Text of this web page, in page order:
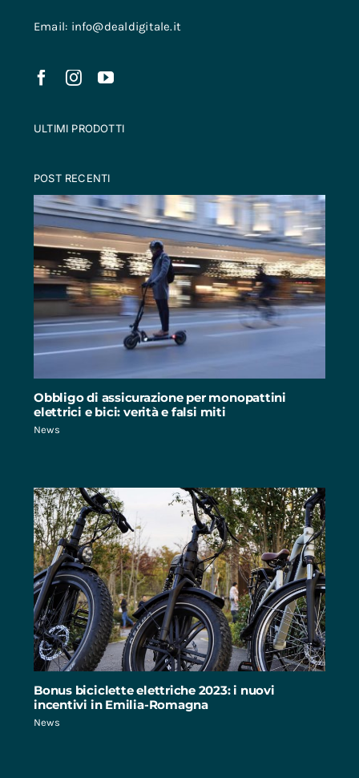
Email: info@dealdigitale.it
ULTIMI PRODOTTI
POST RECENTI
Obbligo di assicurazione per monopattini
elettrici e bici: verità e falsi miti
News
Bonus biciclette elettriche 2023: i nuovi
incentivi in Emilia-Romagna
News